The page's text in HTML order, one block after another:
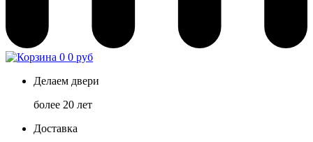
0 0 руб
Делаем двери
более 20 лет
Доставка